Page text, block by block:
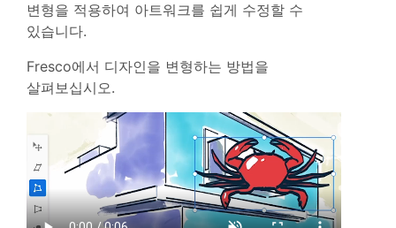
변형을 적용하여 아트워크를 쉽게 수정할 수
있습니다.
Fresco에서 디자인을 변형하는 방법을
살펴보십시오.